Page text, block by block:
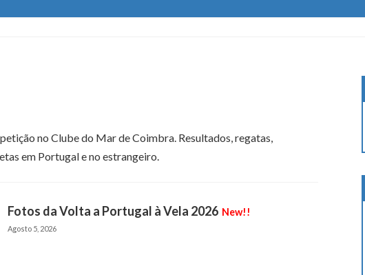
no Clube do Mar de Coimbra. Resultados, regatas,
em Portugal e no estrangeiro.
Fotos da Volta a Portugal à Vela 2026 New!!
Agosto 5, 2026